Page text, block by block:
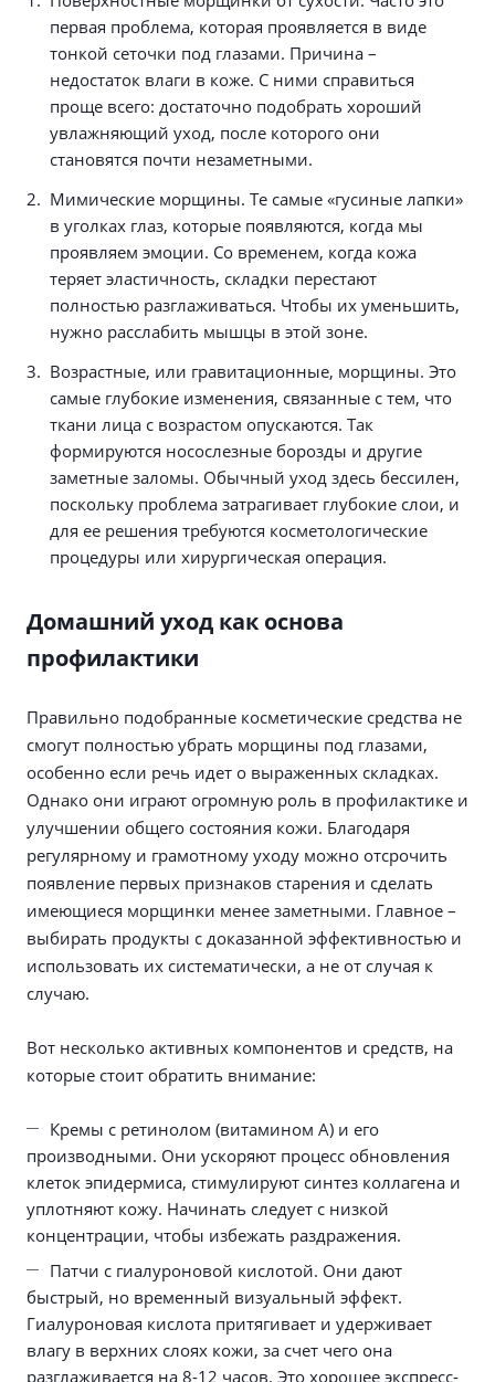
первая проблема, которая проявляется в виде
тонкой сеточки под глазами. Причина –
недостаток влаги в коже. С ними справиться
проще всего: достаточно подобрать хороший
увлажняющий уход, после которого они
становятся почти незаметными.
Мимические морщины. Те самые «гусиные лапки»
в уголках глаз, которые появляются, когда мы
проявляем эмоции. Со временем, когда кожа
теряет эластичность, складки перестают
полностью разглаживаться. Чтобы их уменьшить,
нужно расслабить мышцы в этой зоне.
Возрастные, или гравитационные, морщины. Это
самые глубокие изменения, связанные с тем, что
ткани лица с возрастом опускаются. Так
формируются носослезные борозды и другие
заметные заломы. Обычный уход здесь бессилен,
поскольку проблема затрагивает глубокие слои, и
для ее решения требуются косметологические
процедуры или хирургическая операция.
Домашний уход как основа
профилактики
Правильно подобранные косметические средства не
смогут полностью убрать морщины под глазами,
особенно если речь идет о выраженных складках.
Однако они играют огромную роль в профилактике и
улучшении общего состояния кожи. Благодаря
регулярному и грамотному уходу можно отсрочить
появление первых признаков старения и сделать
имеющиеся морщинки менее заметными. Главное –
выбирать продукты с доказанной эффективностью и
использовать их систематически, а не от случая к
случаю.
Вот несколько активных компонентов и средств, на
которые стоит обратить внимание:
Кремы с ретинолом (витамином А) и его
производными. Они ускоряют процесс обновления
клеток эпидермиса, стимулируют синтез коллагена и
уплотняют кожу. Начинать следует с низкой
концентрации, чтобы избежать раздражения.
Патчи с гиалуроновой кислотой. Они дают
быстрый, но временный визуальный эффект.
Гиалуроновая кислота притягивает и удерживает
влагу в верхних слоях кожи, за счет чего она
разглаживается на 8-12 часов. Это хорошее экспресс-